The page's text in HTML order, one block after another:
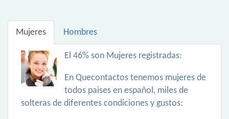
Mujeres Hombres
El 46% son Mujeres registradas:
En Quecontactos tenemos mujeres de
todos paises en español, miles de
solteras de diferentes condiciones y gustos: